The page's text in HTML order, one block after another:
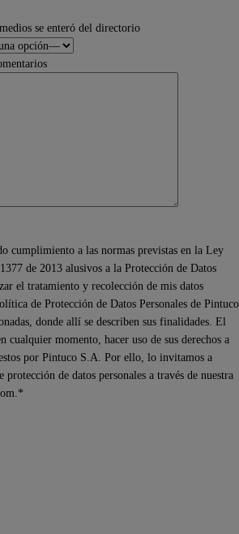
se enteró del directorio
cumplimiento a las normas previstas en la Ley
de 2013 alusivos a la Protección de Datos
el tratamiento y recolección de mis datos
de Protección de Datos Personales de Pintuco
donde allí se describen sus finalidades. El
cualquier momento, hacer uso de sus derechos a
por Pintuco S.A. Por ello, lo invitamos a
de datos personales a través de nuestra